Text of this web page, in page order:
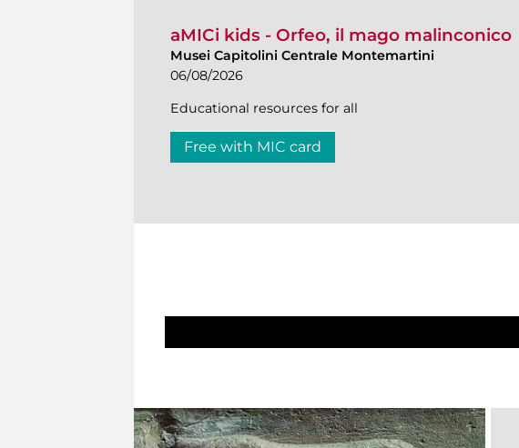
aMICi kids - Orfeo, il mago malinconico
Musei Capitolini Centrale Montemartini
06/08/2026
Educational resources for all
Free with MIC card